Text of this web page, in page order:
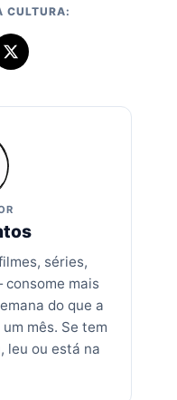
CULTURA:
séries,
mais
do que a
mês. Se tem
leu ou está na